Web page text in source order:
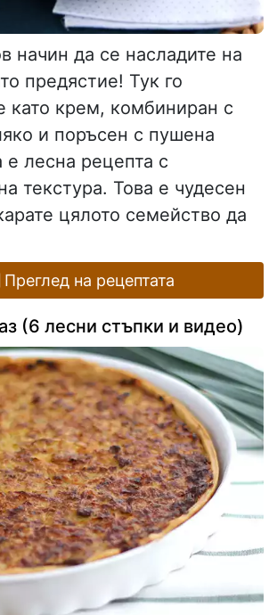
начин да се насладите на
предястие! Тук го
като крем, комбиниран с
и поръсен с пушена
е лесна рецепта с
текстура. Това е чудесен
цялото семейство да
Преглед на рецептата
(6 лесни стъпки и видео)